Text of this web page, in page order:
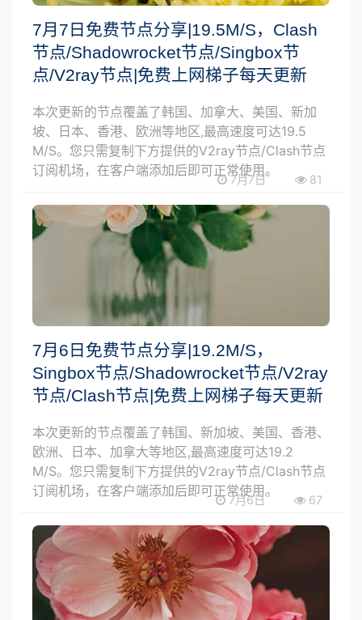
7月7日免费节点分享|19.5M/S，Clash
节点/Shadowrocket节点/Singbox节
点/V2ray节点|免费上网梯子每天更新
本次更新的节点覆盖了韩国、加拿大、美国、新加
坡、日本、香港、欧洲等地区,最高速度可达19.5
M/S。您只需复制下方提供的V2ray节点/Clash节点
订阅机场，在客户端添加后即可正常使用。
7月7日 81
7月6日免费节点分享|19.2M/S，
Singbox节点/Shadowrocket节点/V2ray
节点/Clash节点|免费上网梯子每天更新
本次更新的节点覆盖了韩国、新加坡、美国、香港、
欧洲、日本、加拿大等地区,最高速度可达19.2
M/S。您只需复制下方提供的V2ray节点/Clash节点
订阅机场，在客户端添加后即可正常使用。
7月6日 67